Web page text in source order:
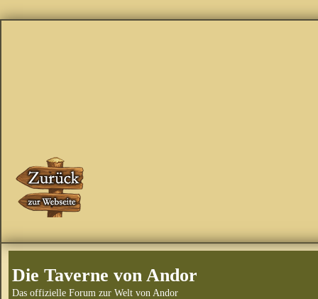
Die Taverne von Andor
Das offizielle Forum zur Welt von Andor